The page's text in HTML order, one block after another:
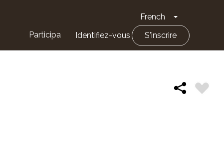
French Toggle
Participa Identifiez-vous S'inscrire